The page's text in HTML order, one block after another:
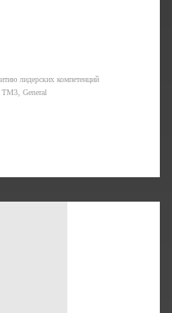
лидерских компетенций
General